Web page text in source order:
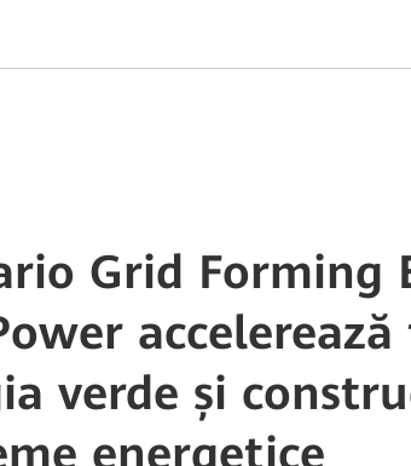
Grid Forming
verde și
energetice